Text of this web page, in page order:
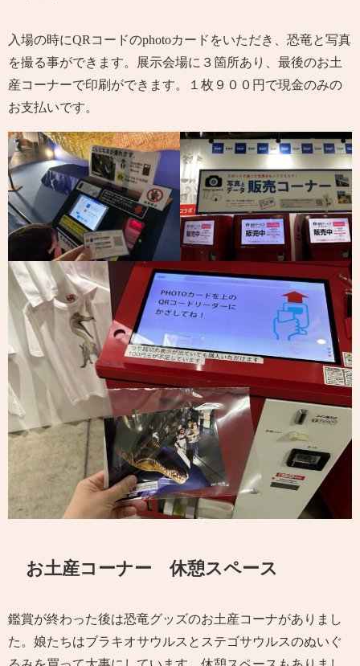
入場の時にQRコードのphotoカードをいただき、恐竜と写真
を撮る事ができます。展示会場に３箇所あり、最後のお土
産コーナーで印刷ができます。１枚９００円で現金のみの
お支払いです。
お土産コーナー 休憩スペース
鑑賞が終わった後は恐竜グッズのお土産コーナがありまし
た。娘たちはブラキオサウルスとステゴサウルスのぬいぐ